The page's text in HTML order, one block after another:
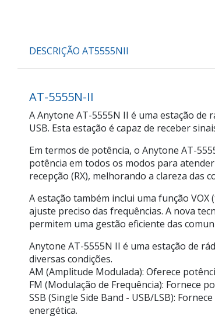
DESCRIÇÃO AT5555NII
AT-5555N-II
A Anytone AT-5555N II é uma estação de
USB. Esta estação é capaz de receber
Em termos de potência, o Anytone AT-
potência em todos os modos para
recepção (RX), melhorando a clareza das
A estação também inclui uma função
ajuste preciso das frequências. A nova
permitem uma gestão eficiente das
Anytone AT-5555N II é uma estação de
diversas condições.
AM (Amplitude Modulada): Oferece
FM (Modulação de Frequência): Fornece
SSB (Single Side Band - USB/LSB):
energética.